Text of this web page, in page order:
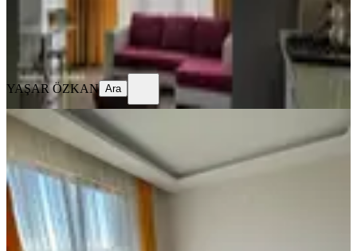
YAŞAR ÖZKAN
Ara
YAŞAR ÖZKAN Ara
YENİ
Samsun İlkadım Atakum Günlük
Haftalık Kiralık Daireler
Samsun, İlkadım
2.000 ₺